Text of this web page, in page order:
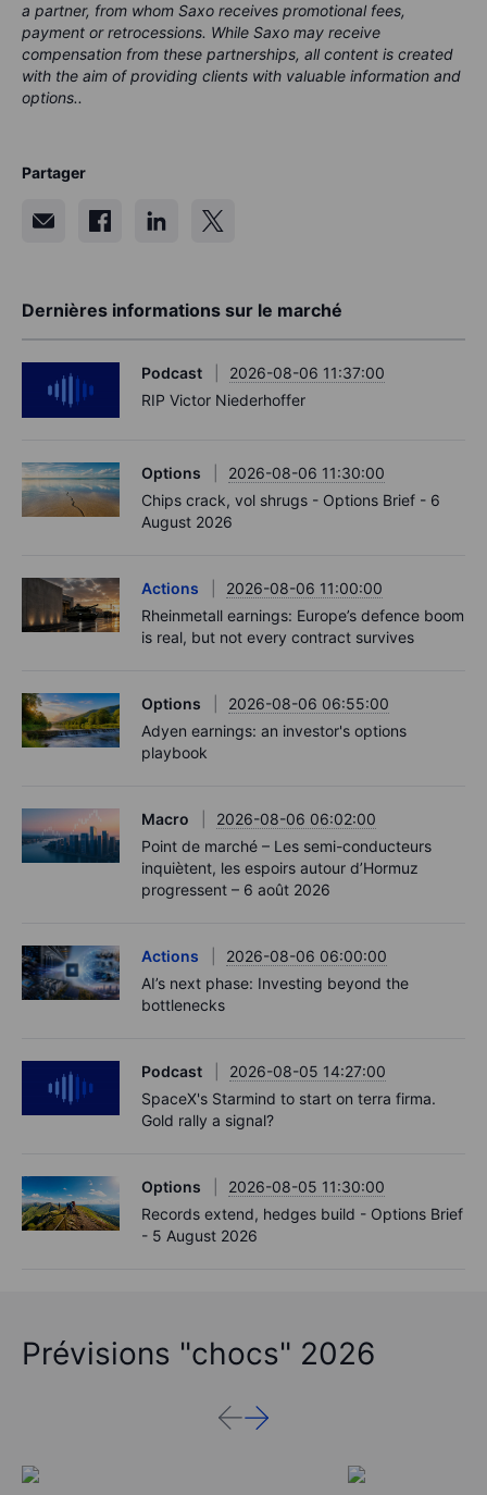
a partner, from whom Saxo receives promotional fees,
payment or retrocessions. While Saxo may receive
compensation from these partnerships, all content is created
with the aim of providing clients with valuable information and
options..
Partager
Dernières informations sur le marché
Podcast
2026-08-06 11:37:00
RIP Victor Niederhoffer
Options
2026-08-06 11:30:00
Chips crack, vol shrugs - Options Brief - 6
August 2026
Actions
2026-08-06 11:00:00
Rheinmetall earnings: Europe’s defence boom
is real, but not every contract survives
Options
2026-08-06 06:55:00
Adyen earnings: an investor's options
playbook
Macro
2026-08-06 06:02:00
Point de marché – Les semi-conducteurs
inquiètent, les espoirs autour d’Hormuz
progressent – 6 août 2026
Actions
2026-08-06 06:00:00
AI’s next phase: Investing beyond the
bottlenecks
Podcast
2026-08-05 14:27:00
SpaceX's Starmind to start on terra firma.
Gold rally a signal?
Options
2026-08-05 11:30:00
Records extend, hedges build - Options Brief
- 5 August 2026
Prévisions "chocs" 2026